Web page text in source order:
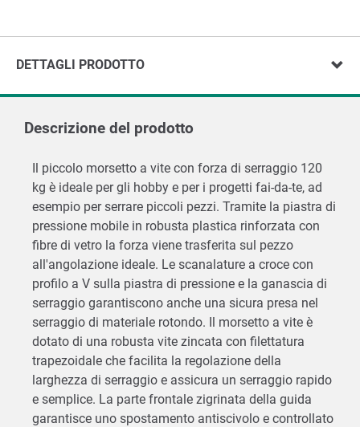
DETTAGLI PRODOTTO
Descrizione del prodotto
Il piccolo morsetto a vite con forza di serraggio 120
kg è ideale per gli hobby e per i progetti fai-da-te, ad
esempio per serrare piccoli pezzi. Tramite la piastra di
pressione mobile in robusta plastica rinforzata con
fibre di vetro la forza viene trasferita sul pezzo
all'angolazione ideale. Le scanalature a croce con
profilo a V sulla piastra di pressione e la ganascia di
serraggio garantiscono anche una sicura presa nel
serraggio di materiale rotondo. Il morsetto a vite è
dotato di una robusta vite zincata con filettatura
trapezoidale che facilita la regolazione della
larghezza di serraggio e assicura un serraggio rapido
e semplice. La parte frontale zigrinata della guida
garantisce uno spostamento antiscivolo e controllato